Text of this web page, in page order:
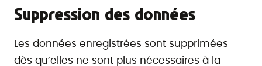
Suppression des données
Les données enregistrées sont supprimées
dès qu’elles ne sont plus nécessaires à la